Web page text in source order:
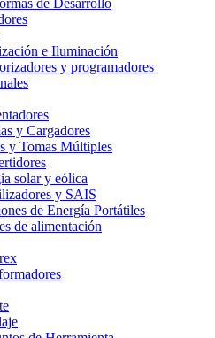
de Desarrollo
e Iluminación
y programadores
y Cargadores
y Tomas Múltiples
solar y eólica
y SAIS
de Energía Portátiles
de alimentación